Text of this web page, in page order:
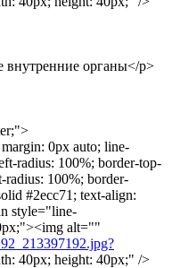
внутренние органы</p>
0px auto; line-
radius: 100%; border-top-
100%; border-
#2ecc71; text-align:
style="line-
alt=""
40px; height: 40px;" />